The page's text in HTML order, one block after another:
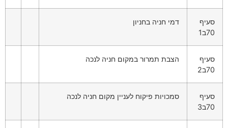
סעיף
70ב1
דמי חניה בחניון
סעיף
70ב2
הצבת תמרור במקום חניה לנכה
סעיף
70ב3
סמכויות פיקוח לעניין מקום חניה לנכה